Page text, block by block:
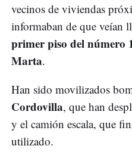
vecinos de viviendas
informaban de que veían
primer piso del número
Marta.
Han sido movilizados
Cordovilla, que han
y el camión escala, que
utilizado.